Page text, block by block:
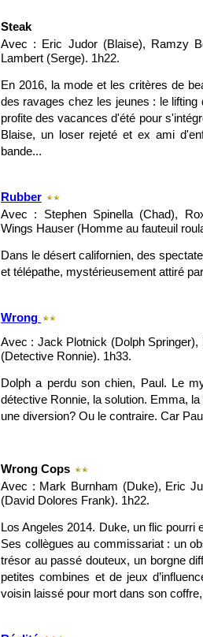
Steak
Avec : Eric Judor (Blaise), Ramzy
Lambert (Serge). 1h22.
En 2016, la mode et les critères de
des ravages chez les jeunes : le
profite des vacances d'été pour
Blaise, un loser rejeté et ex ami
bande...
Rubber
Avec : Stephen Spinella (Chad),
Wings Hauser (Homme au fauteuil
Dans le désert californien, des
et télépathe, mystérieusement attiré
Wrong
Avec : Jack Plotnick (Dolph
(Detective Ronnie). 1h33.
Dolph a perdu son chien, Paul. Le
détective Ronnie, la solution. Emma,
une diversion? Ou le contraire. Car
Wrong Cops
Avec : Mark Burnham (Duke), Eric
(David Dolores Frank). 1h22.
Los Angeles 2014. Duke, un flic pourri
Ses collègues au commissariat : un
trésor au passé douteux, un borgne
petites combines et de jeux
voisin laissé pour mort dans son